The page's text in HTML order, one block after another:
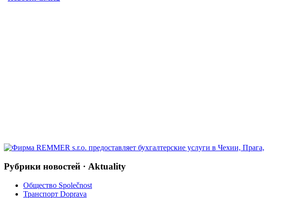
Рубрики новостей · Aktuality
Общество Společnost
Транспорт Doprava